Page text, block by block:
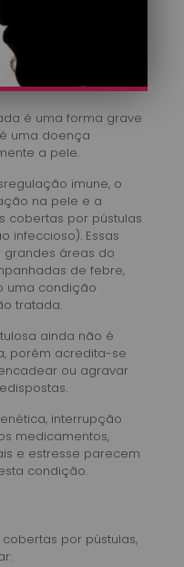
é uma forma grave
uma doença
a pele.
imune, o
na pele e a
cobertas por pústulas
infeccioso). Essas
áreas do
de febre,
uma condição
tratada.
ainda não é
porém acredita-se
ou agravar
interrupção
medicamentos,
e estresse parecem
condição.
por pústulas,